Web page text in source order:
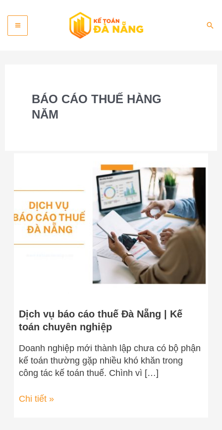
content
Main
Menu
BÁO CÁO THUẾ HÀNG
NĂM
Dịch vụ báo cáo thuế Đà Nẵng | Kế
toán chuyên nghiệp
Doanh nghiệp mới thành lập chưa có bộ phận
kế toán thường gặp nhiều khó khăn trong
công tác kế toán thuế. Chình vì […]
thuế
Đà
Nẵng
|
Chi tiết »